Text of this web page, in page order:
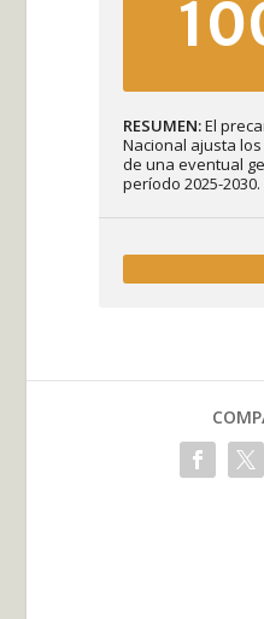
RESUMEN El
Nacional ajusta
de una eventual
período 2025-2030.